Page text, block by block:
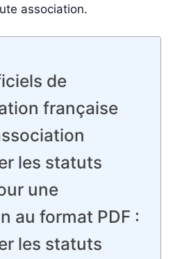
association.
de
française
les statuts
une
au format PDF :
les statuts